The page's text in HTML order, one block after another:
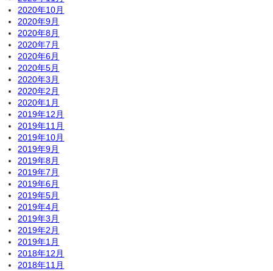
2020年10月
2020年9月
2020年8月
2020年7月
2020年6月
2020年5月
2020年3月
2020年2月
2020年1月
2019年12月
2019年11月
2019年10月
2019年9月
2019年8月
2019年7月
2019年6月
2019年5月
2019年4月
2019年3月
2019年2月
2019年1月
2018年12月
2018年11月